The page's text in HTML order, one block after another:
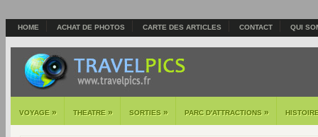
HOME ACHAT DE PHOTOS CARTE DES ARTICLES CONTACT QUI
VOYAGE » THEATRE » SORTIES » PARC D'ATTRACTIONS »